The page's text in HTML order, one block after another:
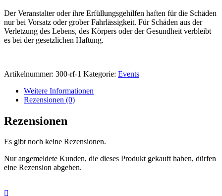
Der Veranstalter oder ihre Erfüllungsgehilfen haften für die Schäden
nur bei Vorsatz oder grober Fahrlässigkeit. Für Schäden aus der
Verletzung des Lebens, des Körpers oder der Gesundheit verbleibt
es bei der gesetzlichen Haftung.
Artikelnummer: 300-rf-1 Kategorie: Events
Weitere Informationen
Rezensionen (0)
Rezensionen
Es gibt noch keine Rezensionen.
Nur angemeldete Kunden, die dieses Produkt gekauft haben, dürfen
eine Rezension abgeben.